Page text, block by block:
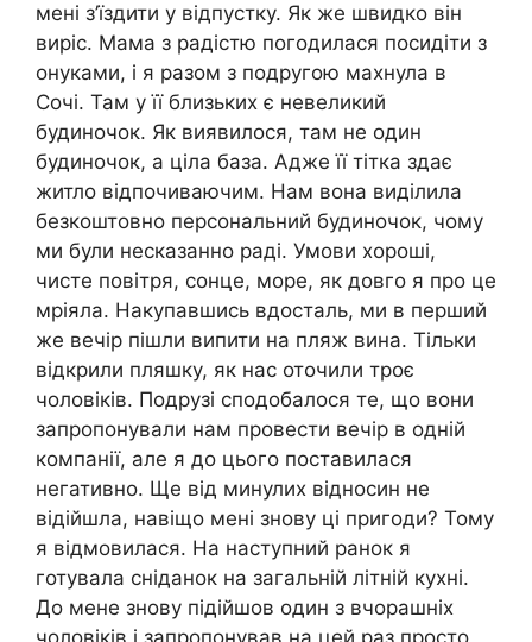
мені з’їздити у відпустку. Як же швидко він
виріс. Мама з радістю погодилася посидіти з
онуками, і я разом з подругою махнула в
Сочі. Там у її близьких є невеликий
будиночок. Як виявилося, там не один
будиночок, а ціла база. Адже її тітка здає
житло відпочиваючим. Нам вона виділила
безкоштовно персональний будиночок, чому
ми були несказанно раді. Умови хороші,
чисте повітря, сонце, море, як довго я про це
мріяла. Накупавшись вдосталь, ми в перший
же вечір пішли випити на пляж вина. Тільки
відкрили пляшку, як нас оточили троє
чоловіків. Подрузі сподобалося те, що вони
запропонували нам провести вечір в одній
компанії, але я до цього поставилася
негативно. Ще від минулих відносин не
відійшла, навіщо мені знову ці пригоди? Тому
я відмовилася. На наступний ранок я
готувала сніданок на загальній літній кухні.
До мене знову підійшов один з вчорашніх